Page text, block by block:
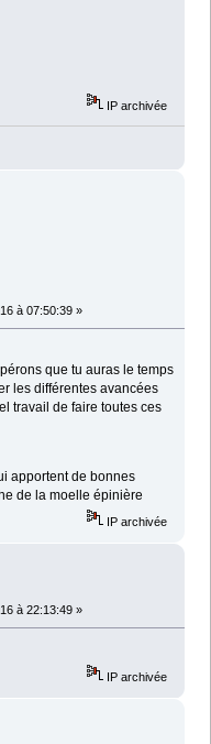
IP archivée
à 07:50:39 »
que tu auras le temps
les différentes avancées
travail de faire toutes ces
apportent de bonnes
de la moelle épinière
IP archivée
à 22:13:49 »
IP archivée